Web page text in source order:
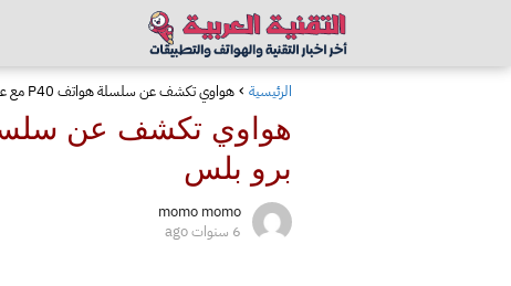
الرئيسية هواوي تكشف عن سلسلة هواتف P40 مع عضو بخمس كاميرات خلفية وهو P40 برو بلس
برو بلس
momo momo
6 سنوات ago